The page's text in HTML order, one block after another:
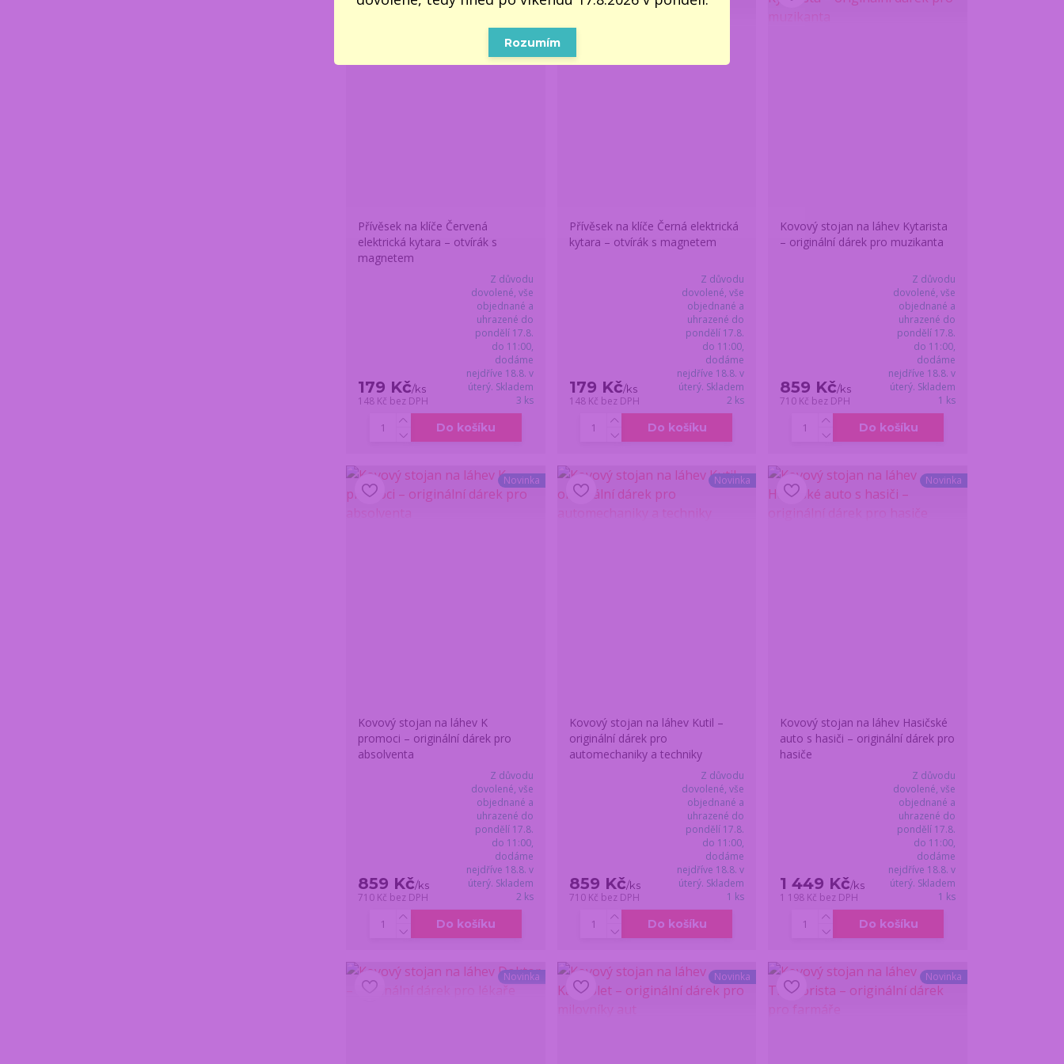
Přívěsek na klíče Červená
elektrická kytara – otvírák s
magnetem
179 Kč/ks
148 Kč bez DPH
Z důvodu
dovolené, vše
objednané a
uhrazené do
pondělí 17.8.
do 11:00,
dodáme
nejdříve 18.8. v
úterý. Skladem
3 ks
Do košíku
Přívěsek na klíče Černá elektrická
kytara – otvírák s magnetem
179 Kč/ks
148 Kč bez DPH
Z důvodu
dovolené, vše
objednané a
uhrazené do
pondělí 17.8.
do 11:00,
dodáme
nejdříve 18.8. v
úterý. Skladem
2 ks
Do košíku
Kovový stojan na láhev Kytarista
– originální dárek pro muzikanta
859 Kč/ks
710 Kč bez DPH
Z důvodu
dovolené, vše
objednané a
uhrazené do
pondělí 17.8.
do 11:00,
dodáme
nejdříve 18.8. v
úterý. Skladem
1 ks
Do košíku
Novinka
Kovový stojan na láhev K
promoci – originální dárek pro
absolventa
859 Kč/ks
710 Kč bez DPH
Z důvodu
dovolené, vše
objednané a
uhrazené do
pondělí 17.8.
do 11:00,
dodáme
nejdříve 18.8. v
úterý. Skladem
2 ks
Do košíku
Novinka
Kovový stojan na láhev Kutil –
originální dárek pro
automechaniky a techniky
859 Kč/ks
710 Kč bez DPH
Z důvodu
dovolené, vše
objednané a
uhrazené do
pondělí 17.8.
do 11:00,
dodáme
nejdříve 18.8. v
úterý. Skladem
1 ks
Do košíku
Novinka
Kovový stojan na láhev Hasičské
auto s hasiči – originální dárek pro
hasiče
1 449 Kč/ks
1 198 Kč bez DPH
Z důvodu
dovolené, vše
objednané a
uhrazené do
pondělí 17.8.
do 11:00,
dodáme
nejdříve 18.8. v
úterý. Skladem
1 ks
Do košíku
Novinka Novinka Novinka
Rozumím